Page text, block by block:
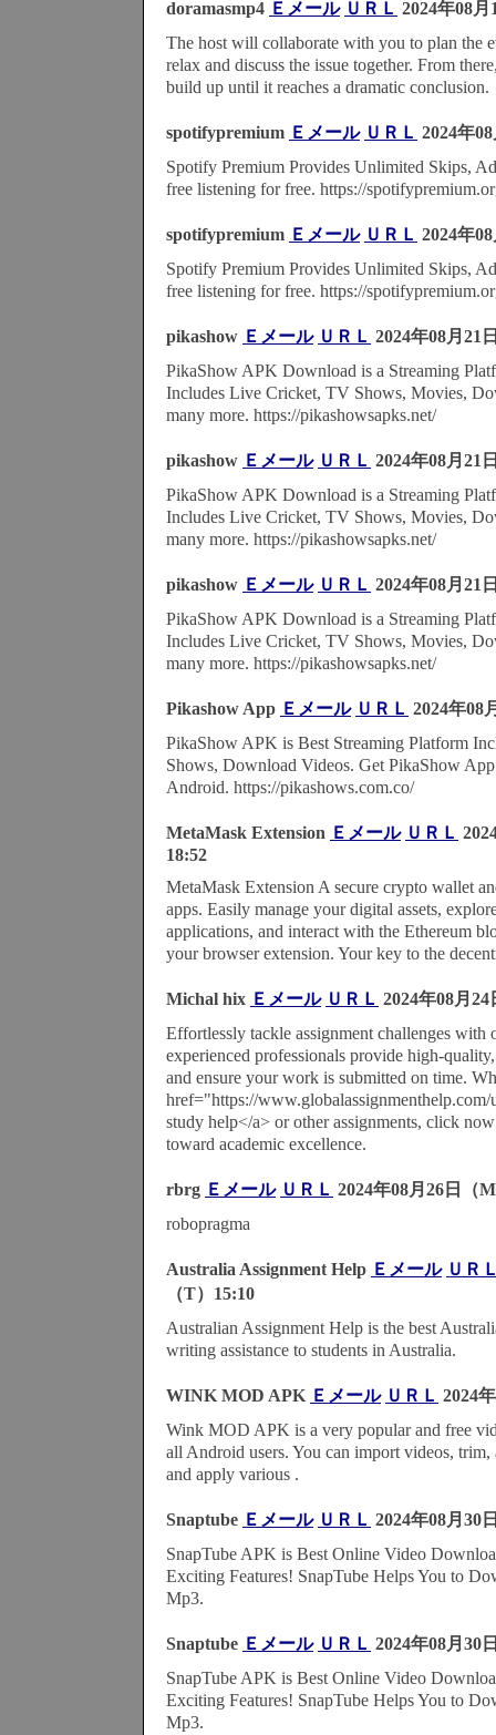
doramasmp4 Ｅメール ＵＲＬ 2024年08月
The host will collaborate with you to plan the
relax and discuss the issue together. From
build up until it reaches a dramatic conclusion.
spotifypremium Ｅメール ＵＲＬ 2024年
Spotify Premium Provides Unlimited Skips,
free listening for free. https://
spotifypremium Ｅメール ＵＲＬ 2024年
Spotify Premium Provides Unlimited Skips,
free listening for free. https://
pikashow Ｅメール ＵＲＬ 2024年08月21
PikaShow APK Download is a Streaming
Includes Live Cricket, TV Shows, Movies,
many more. https://pikashowsapks.net/
pikashow Ｅメール ＵＲＬ 2024年08月21
PikaShow APK Download is a Streaming
Includes Live Cricket, TV Shows, Movies,
many more. https://pikashowsapks.net/
pikashow Ｅメール ＵＲＬ 2024年08月21
PikaShow APK Download is a Streaming
Includes Live Cricket, TV Shows, Movies,
many more. https://pikashowsapks.net/
Pikashow App Ｅメール ＵＲＬ 2024年08
PikaShow APK is Best Streaming Platform
Shows, Download Videos. Get PikaShow
Android. https://pikashows.com.co/
MetaMask Extension Ｅメール ＵＲＬ
18:52
MetaMask Extension A secure crypto wallet
apps. Easily manage your digital assets,
applications, and interact with the Ethereum
your browser extension. Your key to the
Michal hix Ｅメール ＵＲＬ 2024年08月24
Effortlessly tackle assignment challenges with
experienced professionals provide high-
and ensure your work is submitted on time.
href="https://www.globalassignmenthelp.com/
study help</a> or other assignments, click
toward academic excellence.
rbrg Ｅメール ＵＲＬ 2024年08月26日（
robopragma
Australia Assignment Help Ｅメール ＵＲ
（T）15:10
Australian Assignment Help is the best
writing assistance to students in Australia.
WINK MOD APK Ｅメール ＵＲＬ 2024
Wink MOD APK is a very popular and free
all Android users. You can import videos, trim,
and apply various .
Snaptube Ｅメール ＵＲＬ 2024年08月30
SnapTube APK is Best Online Video
Exciting Features! SnapTube Helps You to
Mp3.
Snaptube Ｅメール ＵＲＬ 2024年08月30
SnapTube APK is Best Online Video
Exciting Features! SnapTube Helps You to
Mp3.